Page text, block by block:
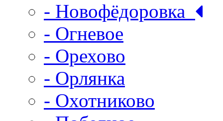
- Новофёдоровка
- Огневое
- Орехово
- Орлянка
- Охотниково